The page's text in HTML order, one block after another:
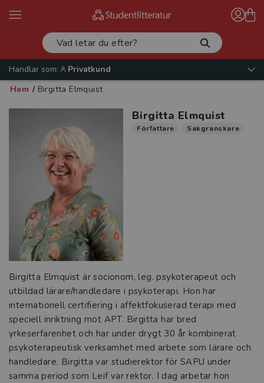
Handlar som:
Privatkund
Hem / Birgitta Elmquist
Birgitta Elmquist
Författare Sakgranskare
Birgitta Elmquist är socionom, leg. psykoterapeut och
utbildad lärare/handledare i psykoterapi. Hon har
internationell certifiering i affektfokuserad terapi med
speciell inriktning mot APT. Birgitta har bred
yrkeserfarenhet och har under drygt 30 år kombinerat
psykoterapeutisk verksamhet med arbete som lärare och
handledare. Birgitta var studierektor för SAPU under
samma period som Leif var rektor. I dag arbetar hon